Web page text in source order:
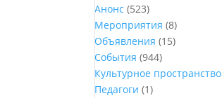
Анонс (523)
Мероприятия (8)
Объявления (15)
События (944)
Культурное пространство
Педагоги (1)